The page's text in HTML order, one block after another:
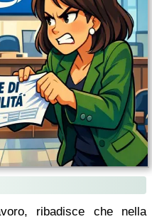
ribadisce che nella